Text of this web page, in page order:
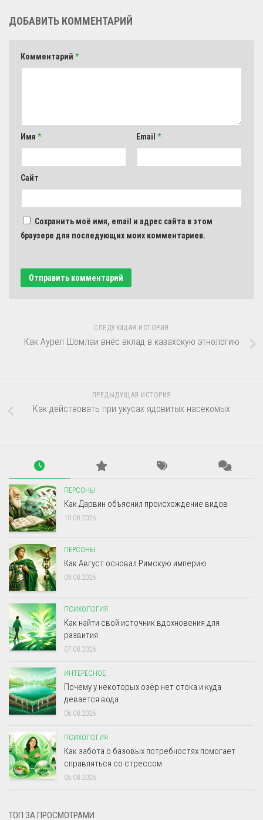
ДОБАВИТЬ КОММЕНТАРИЙ
Комментарий *
Имя * Email *
Сайт
Сохранить моё имя, email и адрес сайта в этом
браузере для последующих моих комментариев.
СЛЕДУЮЩАЯ ИСТОРИЯ
Как Аурел Шомлаи внёс вклад в казахскую этнологию
ПРЕДЫДУЩАЯ ИСТОРИЯ
Как действовать при укусах ядовитых насекомых
ПЕРСОНЫ
Как Дарвин объяснил происхождение видов
10.08.2026
ПЕРСОНЫ
Как Август основал Римскую империю
09.08.2026
ПСИХОЛОГИЯ
Как найти свой источник вдохновения для
развития
07.08.2026
ИНТЕРЕСНОЕ
Почему у некоторых озёр нет стока и куда
девается вода
06.08.2026
ПСИХОЛОГИЯ
Как забота о базовых потребностях помогает
справляться со стрессом
05.08.2026
ТОП ЗА ПРОСМОТРАМИ